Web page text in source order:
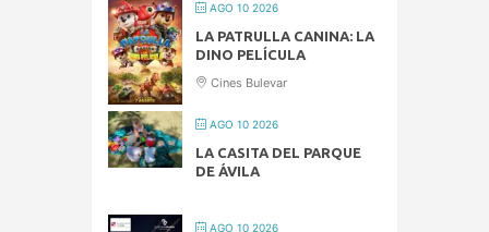
AGO 10 2026
LA PATRULLA CANINA: LA
DINO PELÍCULA
Cines Bulevar
AGO 10 2026
LA CASITA DEL PARQUE
DE ÁVILA
AGO 10 2026